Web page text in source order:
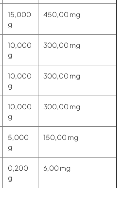
15,000
g
450,00 mg
10,000
g
300,00 mg
10,000
g
300,00 mg
10,000
g
300,00 mg
5,000
g
150,00 mg
0,200
g
6,00 mg